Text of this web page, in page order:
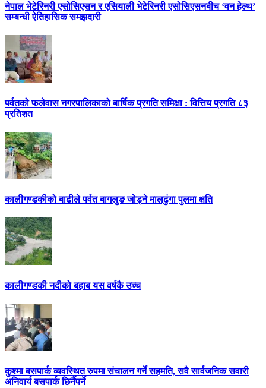
नेपाल भेटेरिनरी एसोसिएसन र एसियाली भेटेरिनरी एसोसिएसनबीच ‘वन हेल्थ’
सम्बन्धी ऐतिहासिक समझदारी
पर्वतको फलेवास नगरपालिकाको बार्षिक प्रगति समिक्षा : वित्तिय प्रगति ८३
प्रतिशत
कालीगण्डकीको बाढीले पर्वत बागलुङ जोड्ने मालढुंगा पुलमा क्षति
कालीगण्डकी नदीको बहाब यस वर्षकै उच्च
कुश्मा बसपार्क व्यवस्थित रुपमा संचालन गर्ने सहमति, सवै सार्वजनिक सवारी
अनिवार्य बसपार्क छिर्नैपर्ने